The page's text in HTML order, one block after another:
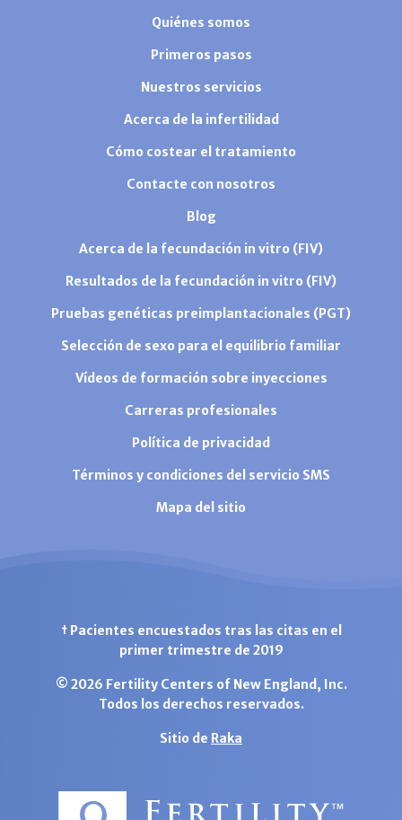
Quiénes somos
Primeros pasos
Nuestros servicios
Acerca de la infertilidad
Cómo costear el tratamiento
Contacte con nosotros
Blog
Acerca de la fecundación in vitro (FIV)
Resultados de la fecundación in vitro (FIV)
Pruebas genéticas preimplantacionales (PGT)
Selección de sexo para el equilibrio familiar
Vídeos de formación sobre inyecciones
Carreras profesionales
Política de privacidad
Términos y condiciones del servicio SMS
Mapa del sitio
† Pacientes encuestados tras las citas en el
primer trimestre de 2019
© 2026 Fertility Centers of New England, Inc.
Todos los derechos reservados.
Sitio de Raka